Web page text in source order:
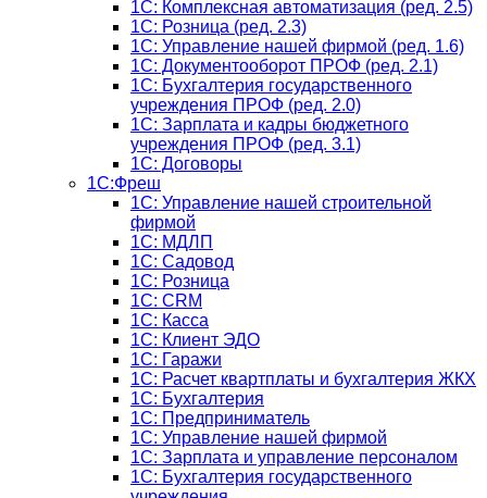
1C: Комплексная автоматизация (ред. 2.5)
1С: Розница (ред. 2.3)
1С: Управление нашей фирмой (ред. 1.6)
1С: Документооборот ПРОФ (ред. 2.1)
1C: Бухгалтерия государственного
учреждения ПРОФ (ред. 2.0)
1C: Зарплата и кадры бюджетного
учреждения ПРОФ (ред. 3.1)
1С: Договоры
1С:Фреш
1С: Управление нашей строительной
фирмой
1С: МДЛП
1С: Садовод
1С: Розница
1C: CRM
1C: Касса
1С: Клиент ЭДО
1С: Гаражи
1C: Расчет квартплаты и бухгалтерия ЖКХ
1C: Бухгалтерия
1C: Предприниматель
1C: Управление нашей фирмой
1C: Зарплата и управление персоналом
1C: Бухгалтерия государственного